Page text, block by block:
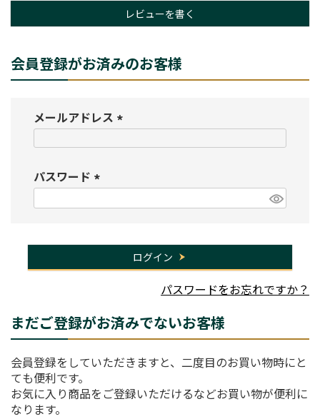
レビューを書く
会員登録がお済みのお客様
メールアドレス
必
)
パスワード
必
)
ログイン
パスワードをお忘れですか？
まだご登録がお済みでないお客様
会員登録をしていただきますと、二度目のお買い物時にと
ても便利です。
お気に入り商品をご登録いただけるなどお買い物が便利に
なります。